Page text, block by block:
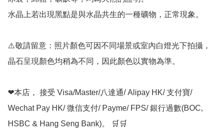
水晶上若出現黑點是與水晶共生的一種礦物，正常現象。
⚠️敬請留意：照片顏色可因不同場景或室內白燈光下拍攝，
晶石呈現顏色均稍為不同，因此顏色以實物為準。
❤本店， 接受 Visa/Master/八達通/ Alipay HK/ 支付寶/
Wechat Pay HK/ 微信支付/ Payme/ FPS/ 銀行過數(BOC,
HSBC & Hang Seng Bank)。 🛒🛒